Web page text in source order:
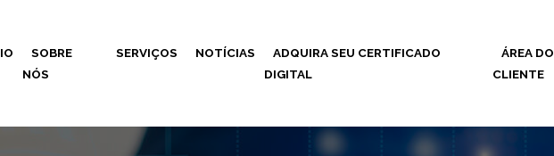
SOBRE
NÓS
SERVIÇOS NOTÍCIAS
ADQUIRA SEU CERTIFICADO
DIGITAL
ÁREA DO
CLIENTE